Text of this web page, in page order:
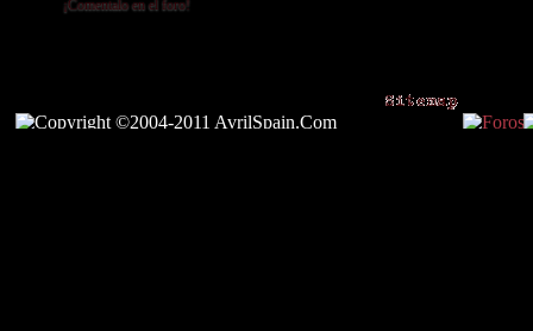
¡Comentalo en el foro!